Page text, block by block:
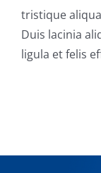
tristique
Duis lacinia
ligula et felis